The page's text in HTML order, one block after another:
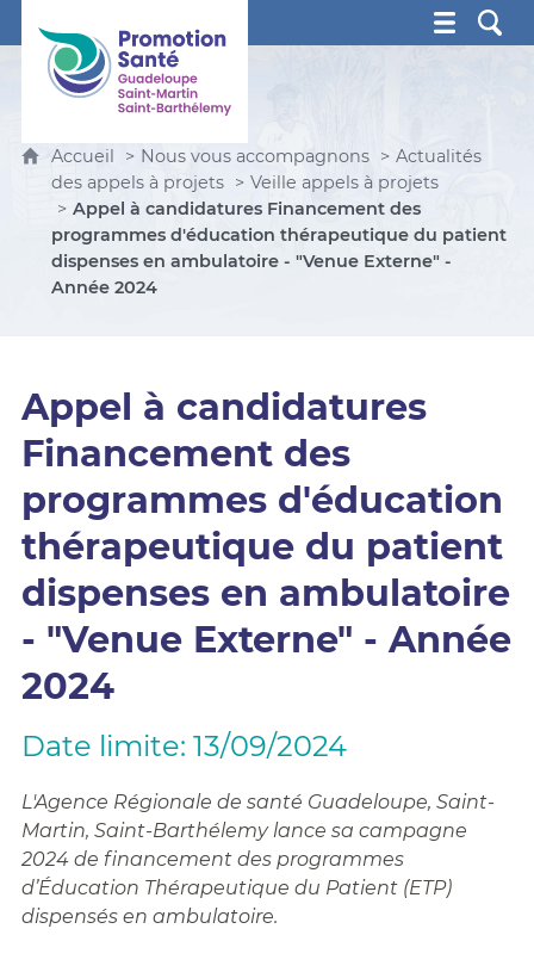
Promotion Santé Guadeloupe, Saint-Martin, Saint
Accueil Nous vous accompagnons
Actualités
des appels à projets
Veille appels à projets
Appel à candidatures Financement des
programmes d'éducation thérapeutique du patient
dispenses en ambulatoire - "Venue Externe" -
Année 2024
Appel à candidatures
Financement des
programmes d'éducation
thérapeutique du patient
dispenses en ambulatoire
- "Venue Externe" - Année
2024
Date limite: 13/09/2024
L'Agence Régionale de santé Guadeloupe, Saint-
Martin, Saint-Barthélemy lance sa campagne
2024 de financement des programmes
d’Éducation Thérapeutique du Patient (ETP)
dispensés en ambulatoire.